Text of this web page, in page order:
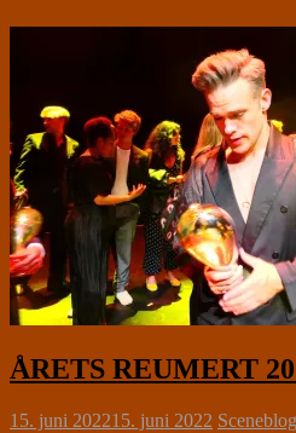
ÅRETS REUMERT
15. juni 202215. juni 2022 Sceneblog